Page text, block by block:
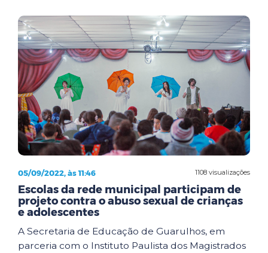
1108 visualizações
05/09/2022, às 11:46
Escolas da rede municipal participam de
projeto contra o abuso sexual de crianças
e adolescentes
A Secretaria de Educação de Guarulhos, em
parceria com o Instituto Paulista dos Magistrados